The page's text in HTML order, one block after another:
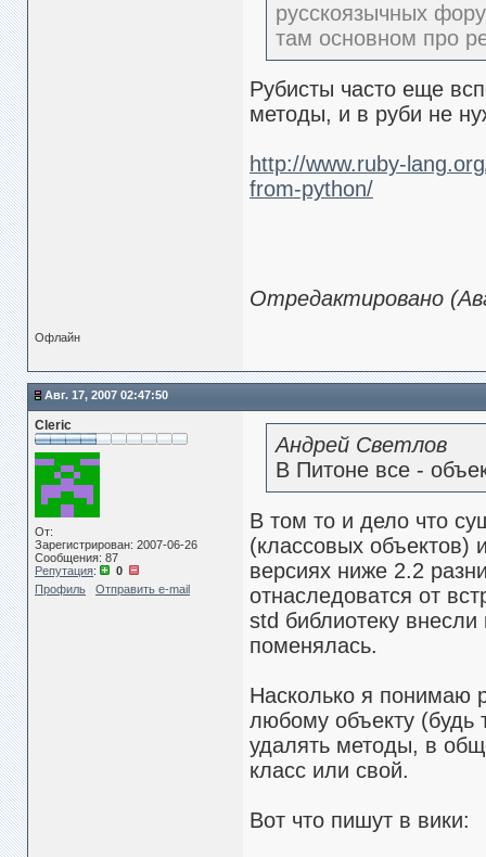
русскоязычных
там основном про
Рубисты часто еще
методы, и в руби не
http://www.ruby-
from-python/
Отредактировано
Офлайн
Авг. 17, 2007 02:47:50
Cleric
От:
Зарегистрирован: 2007-06-26
Сообщения: 87
Репутация:
0
Профиль
Отправить e-mail
Андрей Светлов
В Питоне все -
В том то и дело что
(классовых объектов)
версиях ниже 2.2
отнаследоватся от
std библиотеку
поменялась.
Насколько я понимаю
любому объекту (будь
удалять методы, в
класс или свой.
Вот что пишут в вики: